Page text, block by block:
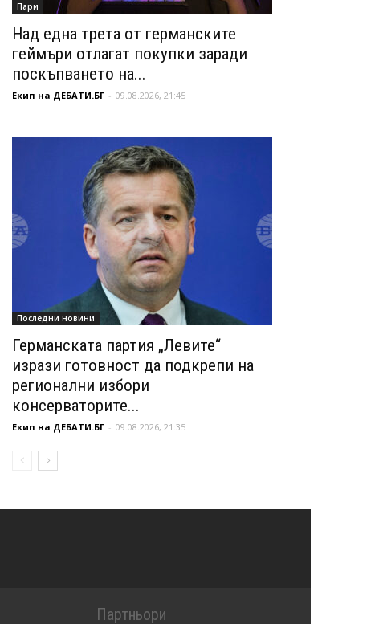
Пари
Над една трета от германските
геймъри отлагат покупки заради
поскъпването на...
Екип на ДЕБАТИ.БГ - 09.08.2026, 21:45
Последни новини
Германската партия „Левите“
изрази готовност да подкрепи на
регионални избори
консерваторите...
Екип на ДЕБАТИ.БГ - 09.08.2026, 21:35
Партньори